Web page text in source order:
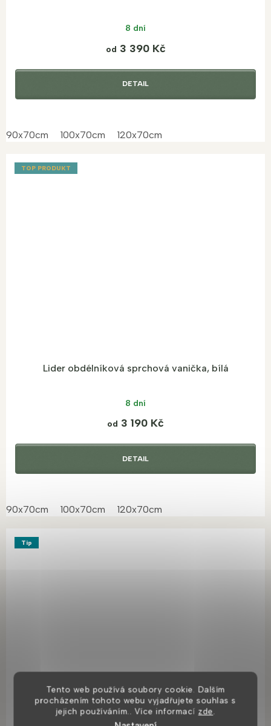
Tento web používá soubory cookie. Dalším
procházením tohoto webu vyjadřujete souhlas s
jejich používáním.. Více informací zde.
8 dní
od 3 390 Kč
DETAIL
90x70cm 100x70cm 120x70cm
TOP PRODUKT
Lider obdélníková sprchová vanička, bílá
8 dní
od 3 190 Kč
DETAIL
90x70cm 100x70cm 120x70cm
Tip